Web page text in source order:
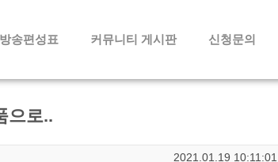
방송편성표 커뮤니티 게시판 신청문의
으로..
2021.01.19 10:11:01